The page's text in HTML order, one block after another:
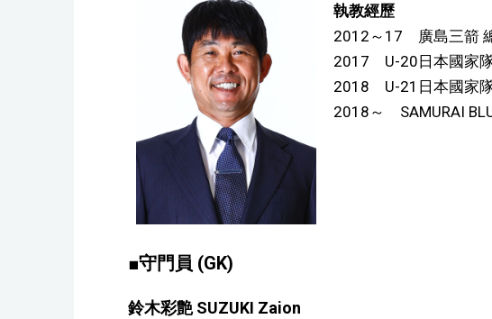
執教經歷
2012～17 廣島三箭
2017 U-20日本國家
2018 U-21日本國家
2018～ SAMURAI
■守門員 (GK)
鈴木彩艶 SUZUKI Zaion